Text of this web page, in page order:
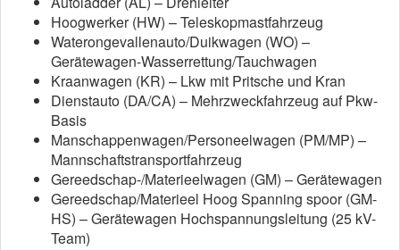
Hoogwerker (HW) – Teleskopmastfahrzeug
Waterongevallenauto/Duikwagen (WO) –
Gerätewagen-Wasserrettung/Tauchwagen
Kraanwagen (KR) – Lkw mit Pritsche und Kran
Dienstauto (DA/CA) – Mehrzweckfahrzeug auf Pkw-
Basis
Manschappenwagen/Personeelwagen (PM/MP) –
Mannschaftstransportfahrzeug
Gereedschap-/Materieelwagen (GM) – Gerätewagen
Gereedschap/Materieel Hoog Spanning spoor (GM-
HS) – Gerätewagen Hochspannungsleitung (25 kV-
Team)